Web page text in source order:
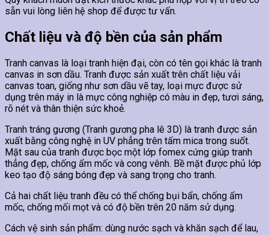
sẵn vui lòng liên hệ shop để được tư vấn.
Chất liệu và độ bền của sản phẩm
Tranh canvas là loại tranh hiện đại, còn có tên gọi khác là tranh
canvas in sơn dầu. Tranh được sản xuất trên chất liệu vải
canvas toan, giống như sơn dầu vẽ tay, loại mực được sử
dụng trên máy in là mực công nghiệp có màu in đẹp, tươi sáng,
rõ nét và thân thiện sức khoẻ.
Tranh tráng gương (Tranh gương pha lê 3D) là tranh được sản
xuất bằng công nghệ in UV phẳng trên tấm mica trong suốt.
Mặt sau của tranh được bọc một lớp fomex cứng giúp tranh
thẳng đẹp, chống ẩm mốc và cong vênh. Bề mặt được phủ lớp
keo tạo độ sáng bóng đẹp và sang trọng cho tranh.
Cả hai chất liệu tranh đều có thể chống bụi bẩn, chống ẩm
mốc, chống mối mọt và có độ bền trên 20 năm sử dụng.
Cách vệ sinh sản phẩm: dùng nước sạch và khăn sạch để lau,